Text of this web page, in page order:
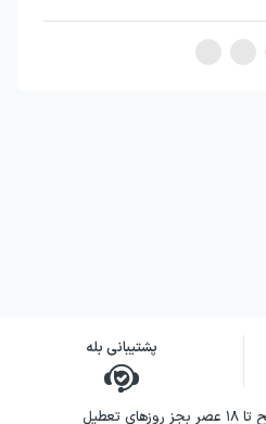
پشتیبانی بله